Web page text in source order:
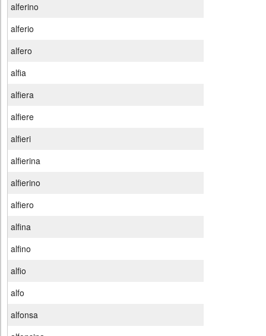
alferino
alferio
alfero
alfia
alfiera
alfiere
alfieri
alfierina
alfierino
alfiero
alfina
alfino
alfio
alfo
alfonsa